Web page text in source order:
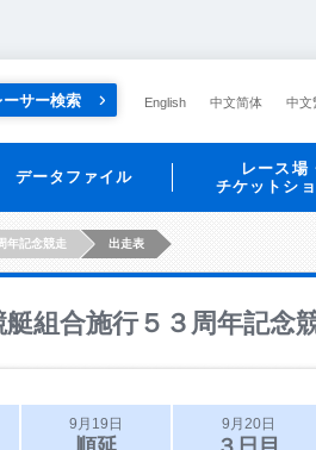
ーサー検索 English 中文简体 中文
データファイル
レース場
チケットシ
年記念競走 出走表
組合施行５３周年記念
9月19日 9月20日